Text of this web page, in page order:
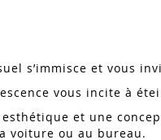
s’immisce et vous
vous incite à
et une
voiture ou au bureau.